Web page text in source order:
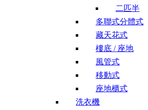
二匹半
多聯式分體式
藏天花式
樓底 / 座地
風管式
移動式
座地櫃式
洗衣機